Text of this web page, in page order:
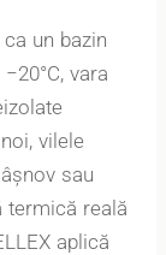
un bazin
vara
vilele
sau
termică reală
aplică